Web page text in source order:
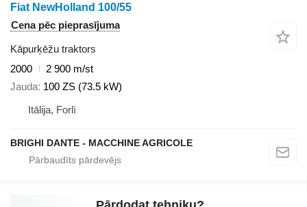
Fiat NewHolland 100/55
Cena pēc pieprasījuma
Kāpurķēžu traktors
2000
2 900 m/st
Jauda 100 ZS (73.5 kW)
Itālija, Forlì
BRIGHI DANTE - MACCHINE AGRICOLE